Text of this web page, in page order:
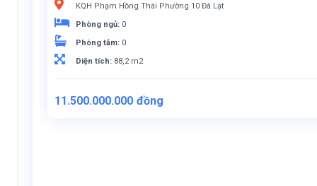
KQH Phạm Hồng Thái Phường 10 Đà Lạt
Phòng ngủ: 0
Phòng tắm: 0
Diện tích: 88,2 m2
11.500.000.000 đồng